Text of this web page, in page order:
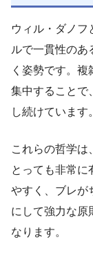
ウィル・ダノフ
ルで一貫性のあ
く姿勢です。
集中することで
し続けています。
これらの哲学は
とっても非常に
やすく、ブレが
にして強力な原
なります。